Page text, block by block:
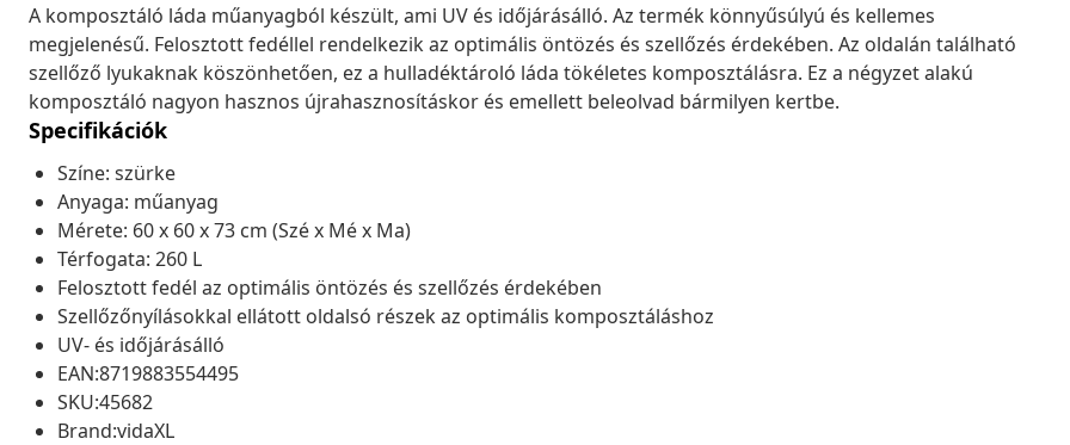
A komposztáló láda műanyagból készült, ami UV és időjárásálló. Az termék könnyűsúlyú és kellemes
megjelenésű. Felosztott fedéllel rendelkezik az optimális öntözés és szellőzés érdekében. Az oldalán található
szellőző lyukaknak köszönhetően, ez a hulladéktároló láda tökéletes komposztálásra. Ez a négyzet alakú
komposztáló nagyon hasznos újrahasznosításkor és emellett beleolvad bármilyen kertbe.
Specifikációk
Színe: szürke
Anyaga: műanyag
Mérete: 60 x 60 x 73 cm (Szé x Mé x Ma)
Térfogata: 260 L
Felosztott fedél az optimális öntözés és szellőzés érdekében
Szellőzőnyílásokkal ellátott oldalsó részek az optimális komposztáláshoz
UV- és időjárásálló
EAN:8719883554495
SKU:45682
Brand:vidaXL